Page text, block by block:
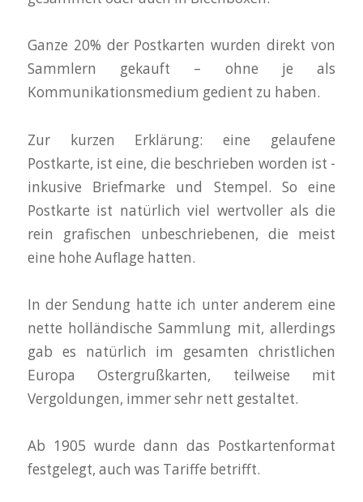
Ganze 20% der Postkarten wurden direkt von
Sammlern gekauft – ohne je als
Kommunikationsmedium gedient zu haben.
Zur kurzen Erklärung: eine gelaufene
Postkarte, ist eine, die beschrieben worden ist -
inkusive Briefmarke und Stempel. So eine
Postkarte ist natürlich viel wertvoller als die
rein grafischen unbeschriebenen, die meist
eine hohe Auflage hatten.
In der Sendung hatte ich unter anderem eine
nette holländische Sammlung mit, allerdings
gab es natürlich im gesamten christlichen
Europa Ostergrußkarten, teilweise mit
Vergoldungen, immer sehr nett gestaltet.
Ab 1905 wurde dann das Postkartenformat
festgelegt, auch was Tariffe betrifft.